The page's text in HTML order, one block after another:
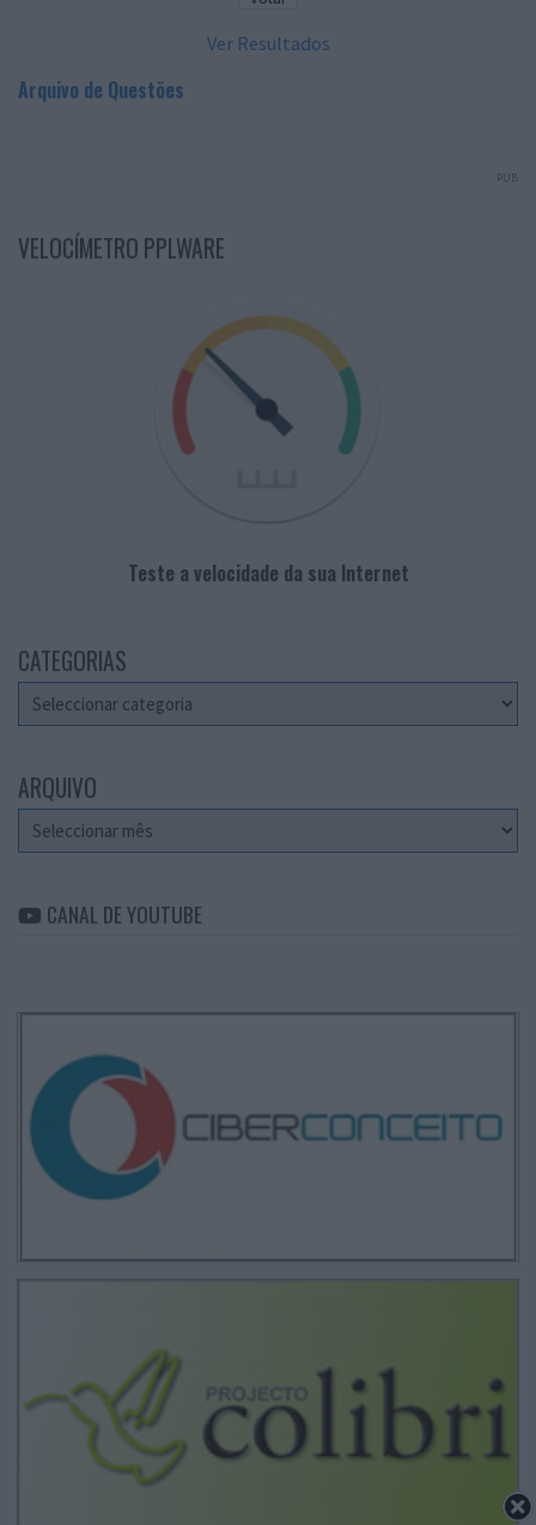
Ver Resultados
Arquivo de Questões
PUB
VELOCÍMETRO PPLWARE
Teste a velocidade da sua Internet
CATEGORIAS
Categorias
ARQUIVO
Arquivo
CANAL DE YOUTUBE